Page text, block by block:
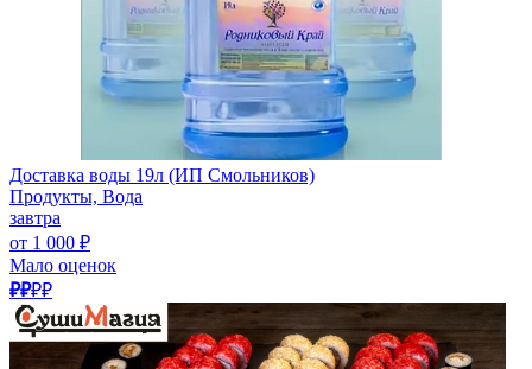
Доставка воды 19л (ИП Смольников)
Продукты, Вода
завтра
от 1 000 ₽
Мало оценок
₽₽₽₽